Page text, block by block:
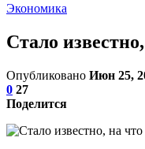
Экономика
Стало
Опубликовано Июн 25,
0 27
Поделится